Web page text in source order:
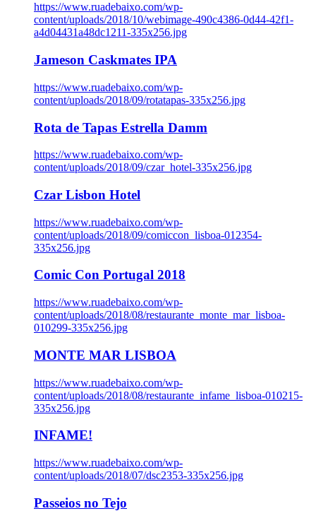
https://www.ruadebaixo.com/wp-
content/uploads/2018/10/webimage-490c4386-0d44-42f1-
a4d04431a48dc1211-335x256.jpg
Jameson Caskmates IPA
https://www.ruadebaixo.com/wp-
content/uploads/2018/09/rotatapas-335x256.jpg
Rota de Tapas Estrella Damm
https://www.ruadebaixo.com/wp-
content/uploads/2018/09/czar_hotel-335x256.jpg
Czar Lisbon Hotel
https://www.ruadebaixo.com/wp-
content/uploads/2018/09/comiccon_lisboa-012354-
335x256.jpg
Comic Con Portugal 2018
https://www.ruadebaixo.com/wp-
content/uploads/2018/08/restaurante_monte_mar_lisboa-
010299-335x256.jpg
MONTE MAR LISBOA
https://www.ruadebaixo.com/wp-
content/uploads/2018/08/restaurante_infame_lisboa-010215-
335x256.jpg
INFAME!
https://www.ruadebaixo.com/wp-
content/uploads/2018/07/dsc2353-335x256.jpg
Passeios no Tejo